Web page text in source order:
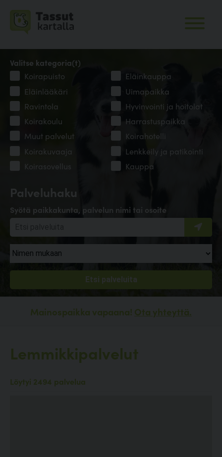
Palveluhaku
Syötä paikkakunta, palvelun nimi tai osoite
Valitse kategoria(t)
Koirapuisto
Eläinkauppa
Eläinlääkäri
Uimapaikka
Ravintola
Hyvinvointi ja hoitolat
Koirakoulu
Harrastuspaikka
Muut palvelut
Koirahotelli
Koirakuvaaja
Lenkkeily ja patikointi
Koirasovellus
Kauppa
Mainospaikka vapaana! Ota yhteyttä.
Lemmikkipalvelut
Löytyi 2494 palvelua